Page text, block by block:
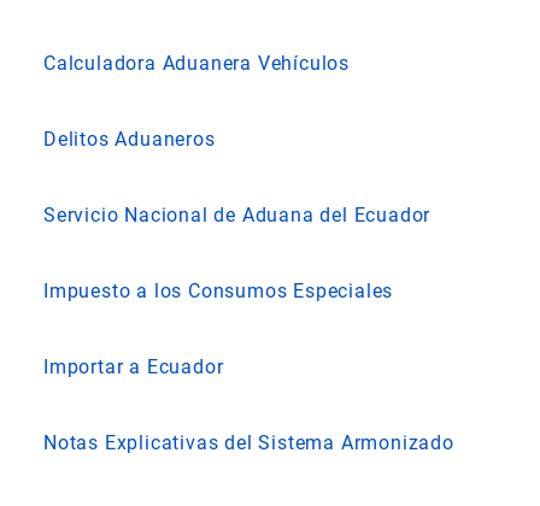
Calculadora Aduanera Vehículos
Delitos Aduaneros
Servicio Nacional de Aduana del Ecuador
Impuesto a los Consumos Especiales
Importar a Ecuador
Notas Explicativas del Sistema Armonizado